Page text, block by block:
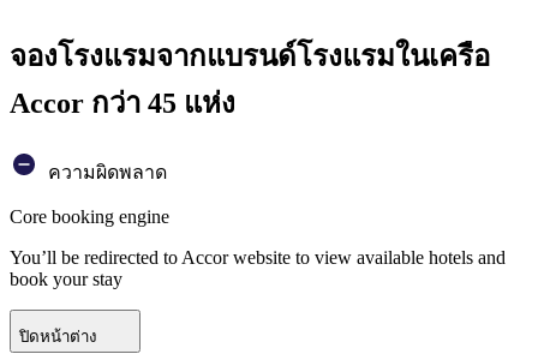
จองโรงแรมจากแบรนด์โรงแรมในเครือ
Accor กว่า 45 แห่ง
ความผิดพลาด
Core booking engine
You’ll be redirected to Accor website to view available hotels and
book your stay
ปิดหน้าต่าง